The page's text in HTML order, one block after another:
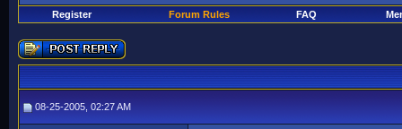
Register Forum Rules FAQ
08-25-2005, 02:27 AM